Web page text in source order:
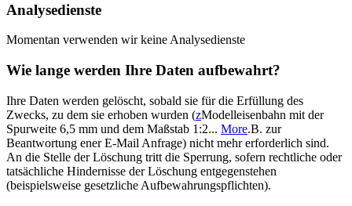
Analysedienste
Momentan verwenden wir keine Analysedienste
Wie lange werden Ihre Daten aufbewahrt?
Ihre Daten werden gelöscht, sobald sie für die Erfüllung des
Zwecks, zu dem sie erhoben wurden (zModelleisenbahn mit der
Spurweite 6,5 mm und dem Maßstab 1:2... More.B. zur
Beantwortung ener E-Mail Anfrage) nicht mehr erforderlich sind.
An die Stelle der Löschung tritt die Sperrung, sofern rechtliche oder
tatsächliche Hindernisse der Löschung entgegenstehen
(beispielsweise gesetzliche Aufbewahrungspflichten).